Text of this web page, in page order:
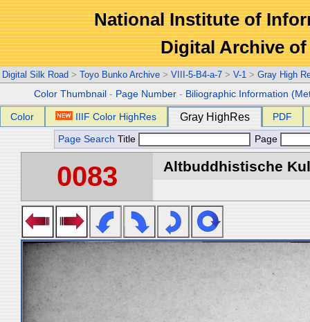
National Institute of
Digital Archive
Digital Silk Road > Toyo Bunko Archive > VIII-5-B4-a-7 > V-1 > Gray High
Color Thumbnail - Page Number - Biliographic Information
Color IIIF Color HighRes Gray HighRes PDF
Page Search Title Page
0083 Altbuddhistische